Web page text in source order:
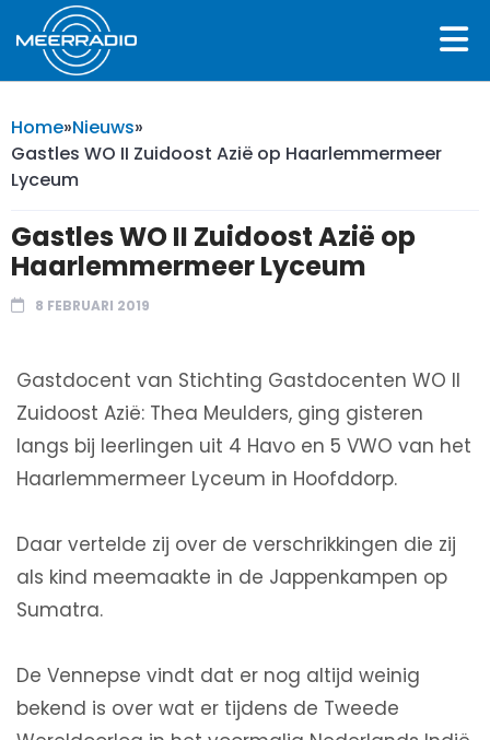
Home»Nieuws»
Gastles WO II Zuidoost Azië op Haarlemmermeer
Lyceum
Gastles WO II Zuidoost Azië op
Haarlemmermeer Lyceum
8 FEBRUARI 2019
Gastdocent van Stichting Gastdocenten WO II
Zuidoost Azië: Thea Meulders, ging gisteren
langs bij leerlingen uit 4 Havo en 5 VWO van het
Haarlemmermeer Lyceum in Hoofddorp.
Daar vertelde zij over de verschrikkingen die zij
als kind meemaakte in de Jappenkampen op
Sumatra.
De Vennepse vindt dat er nog altijd weinig
bekend is over wat er tijdens de Tweede